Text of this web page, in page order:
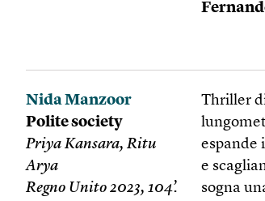
Nida Manzoor
Polite society
Priya Kansara, Ritu
Arya
Regno Unito 2023, 104’.
Thriller
espande
e
sogna